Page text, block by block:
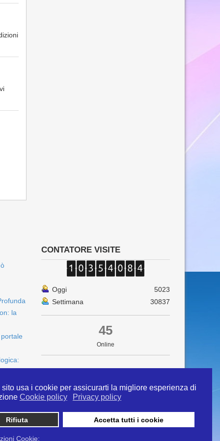
sito usa i cookie per assicurarti la migliore esperienza di
Cookie policy Privacy policy
Rifiuta Accetta tutti i cookie
Cookie:
la
CONTATORE VISITE
Oggi
5023
Settimana
30837
45
Online
info@ipertermiaitalia.it tel. 331/9584817 . Il